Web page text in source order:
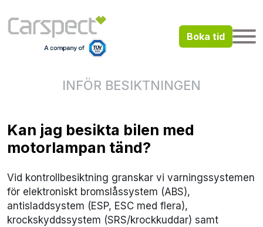
Boka tid
INFÖR BESIKTNINGEN
Kan jag besikta bilen med
motorlampan tänd?
Vid kontrollbesiktning granskar vi varningssystemen
för elektroniskt bromslåssystem (ABS),
antisladdsystem (ESP, ESC med flera),
krockskyddssystem (SRS/krockkuddar) samt